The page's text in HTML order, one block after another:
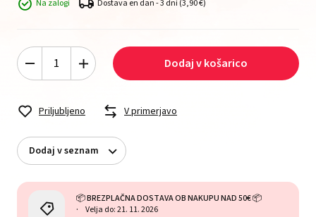
Na zalogi Dostava en dan - 3 dni (3,90 €)
Dodaj v košarico
Priljubljeno V primerjavo
Dodaj v seznam
📦 BREZPLAČNA DOSTAVA OB NAKUPU NAD 50€ 📦
Velja do: 21. 11. 2026